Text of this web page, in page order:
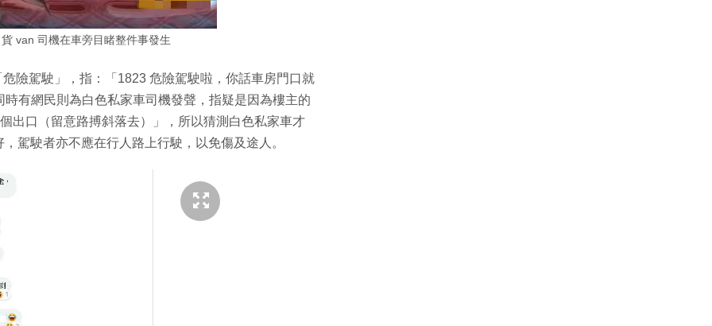
van 司機在車旁目睹整件事發生
險駕駛」，指：「1823 危險駕駛啦，你話車房門口就
有網民則為白色私家車司機發聲，指疑是因為樓主的
出口（留意路搏斜落去）」，所以猜測白色私家車才
駕駛者亦不應在行人路上行駛，以免傷及途人。